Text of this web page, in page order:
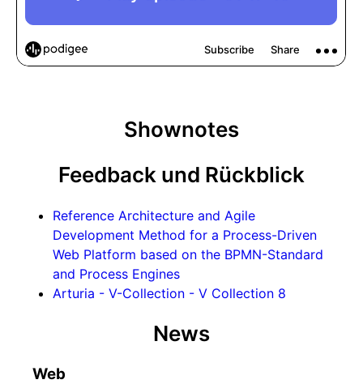
Shownotes
Feedback und Rückblick
Reference Architecture and Agile
Development Method for a Process-Driven
Web Platform based on the BPMN-Standard
and Process Engines
Arturia - V-Collection - V Collection 8
News
Web